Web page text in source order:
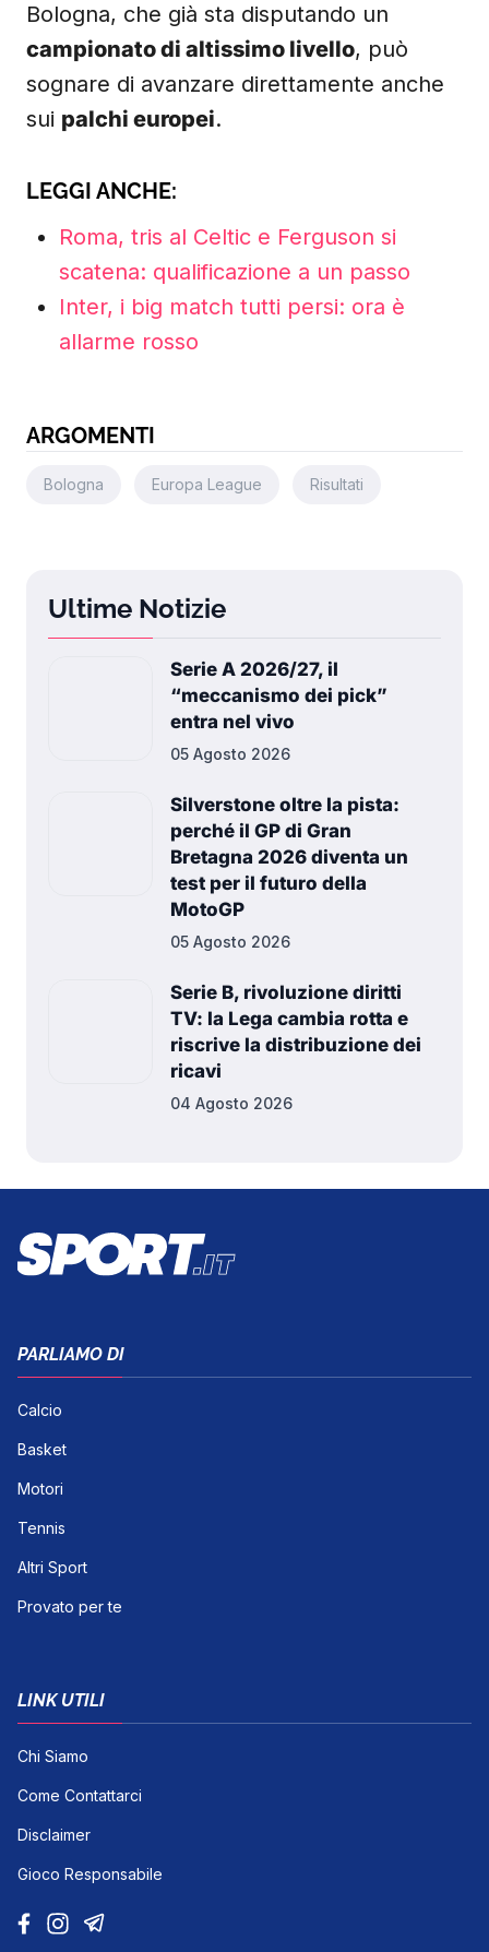
Bologna, che già sta disputando un
campionato di altissimo livello, può
sognare di avanzare direttamente anche
sui palchi europei.
LEGGI ANCHE:
Roma, tris al Celtic e Ferguson si
scatena: qualificazione a un passo
Inter, i big match tutti persi: ora è
allarme rosso
ARGOMENTI
Bologna Europa League Risultati
Ultime Notizie
Serie A 2026/27, il
“meccanismo dei pick”
entra nel vivo
05 Agosto 2026
Silverstone oltre la pista:
perché il GP di Gran
Bretagna 2026 diventa un
test per il futuro della
MotoGP
05 Agosto 2026
Serie B, rivoluzione diritti
TV: la Lega cambia rotta e
riscrive la distribuzione dei
ricavi
04 Agosto 2026
PARLIAMO DI
Calcio
Basket
Motori
Tennis
Altri Sport
Provato per te
LINK UTILI
Chi Siamo
Come Contattarci
Disclaimer
Gioco Responsabile